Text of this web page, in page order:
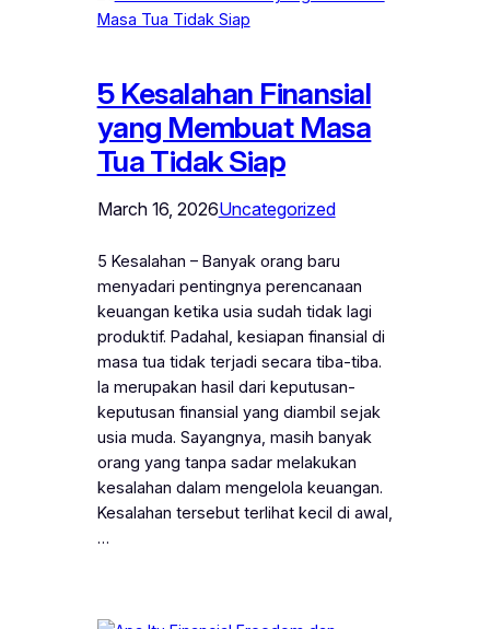
5 Kesalahan Finansial
yang Membuat Masa
Tua Tidak Siap
March 16, 2026Uncategorized
5 Kesalahan – Banyak orang baru
menyadari pentingnya perencanaan
keuangan ketika usia sudah tidak lagi
produktif. Padahal, kesiapan finansial di
masa tua tidak terjadi secara tiba-tiba.
Ia merupakan hasil dari keputusan-
keputusan finansial yang diambil sejak
usia muda. Sayangnya, masih banyak
orang yang tanpa sadar melakukan
kesalahan dalam mengelola keuangan.
Kesalahan tersebut terlihat kecil di awal,
…